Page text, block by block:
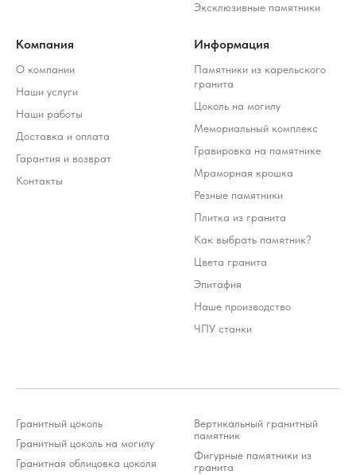
Эксклюзивные памятники
Компания
О компании
Наши услуги
Наши работы
Доставка и оплата
Гарантия и возврат
Контакты
Информация
Памятники из карельского
гранита
Цоколь на могилу
Мемориальный комплекс
Гравировка на памятнике
Мраморная крошка
Резные памятники
Плитка из гранита
Как выбрать памятник?
Цвета гранита
Эпитафия
Наше производство
ЧПУ станки
Гранитный цоколь
Гранитный цоколь на могилу
Гранитная облицовка цоколя
Вертикальный гранитный
памятник
Фигурные памятники из
гранита
Стоимость услуг зависит от выбранного продукта и
может варьироваться 10-20% от стоимости изделия
*Meta Platforms Inc. (Facebook, Instagram, WhatsApp) признана
экстремистской организацией и запрещена на территории РФ (решение
Тверского районного суда г. Москвы от 21.03.2022 г.). Оператор осуждает
деятельность Meta, но использует WhatsApp исключительно по выбору
клиента.